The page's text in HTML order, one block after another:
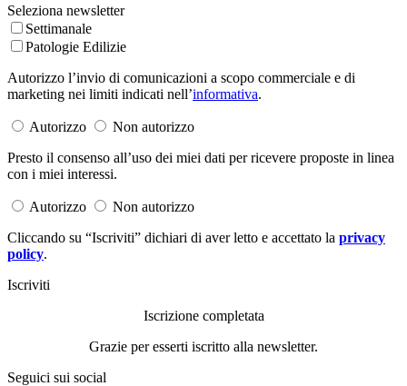
Seleziona newsletter
Settimanale
Patologie Edilizie
Autorizzo l’invio di comunicazioni a scopo commerciale e di
marketing nei limiti indicati nell’informativa.
Autorizzo
Non autorizzo
Presto il consenso all’uso dei miei dati per ricevere proposte in linea
con i miei interessi.
Autorizzo
Non autorizzo
Cliccando su “Iscriviti” dichiari di aver letto e accettato la privacy
policy.
Iscriviti
Iscrizione completata
Grazie per esserti iscritto alla newsletter.
Seguici sui social